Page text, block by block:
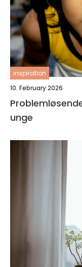
inspiration
10. February 2026
unge